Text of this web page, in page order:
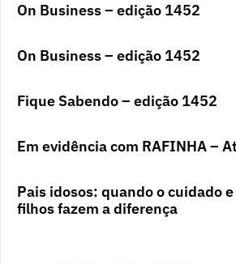
On Business – edição 1452
On Business – edição 1452
Fique Sabendo – edição 1452
Em evidência com RAFINHA –
Pais idosos: quando o cuidado
filhos fazem a diferença